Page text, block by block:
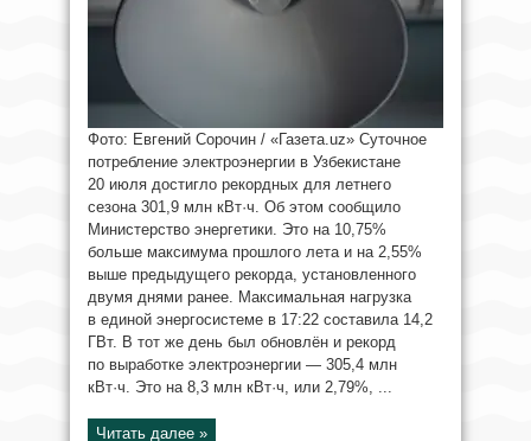
Фото: Евгений Сорочин / «Газета.uz» Суточное
потребление электроэнергии в Узбекистане
20 июля достигло рекордных для летнего
сезона 301,9 млн кВт·ч. Об этом сообщило
Министерство энергетики. Это на 10,75%
больше максимума прошлого лета и на 2,55%
выше предыдущего рекорда, установленного
двумя днями ранее. Максимальная нагрузка
в единой энергосистеме в 17:22 составила 14,2
ГВт. В тот же день был обновлён и рекорд
по выработке электроэнергии — 305,4 млн
кВт·ч. Это на 8,3 млн кВт·ч, или 2,79%, ...
Читать далее »